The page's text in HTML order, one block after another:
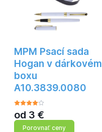
MPM Psací sada
Hogan v dárkovém
boxu
A10.3839.0080
od 3 €
Porovnať ceny